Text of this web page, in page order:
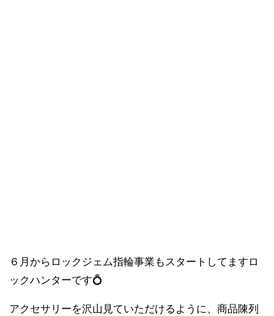
６月からロックジェム指輪事業もスタートしてますロ
ックハンターです💍
アクセサリーを沢山見ていただけるように、商品陳列